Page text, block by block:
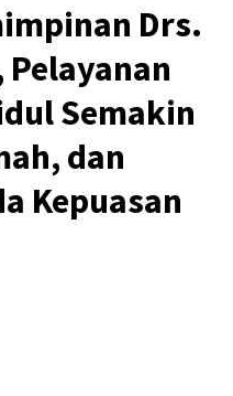
Drs.
Semakin
dan
Kepuasan